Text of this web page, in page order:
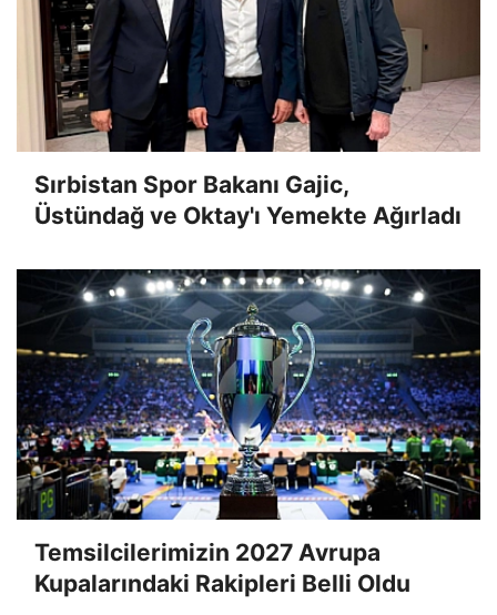
Sırbistan Spor Bakanı Gajic,
Üstündağ ve Oktay'ı Yemekte Ağırladı
Temsilcilerimizin 2027 Avrupa
Kupalarındaki Rakipleri Belli Oldu